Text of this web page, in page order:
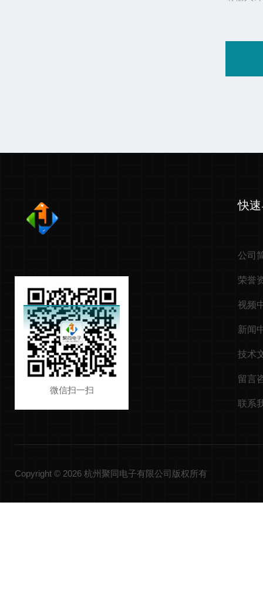
微信扫一扫
快
公司
荣誉
视频
新闻
技术
留言
联系
Copyright © 2026 杭州聚同电子有限公司版权所有